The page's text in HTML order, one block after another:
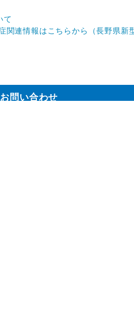
て
関連情報はこちらから（長野県
問い合わせ